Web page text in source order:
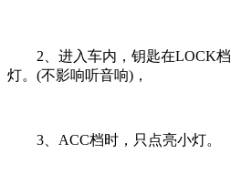
2、进入车内，钥匙在LOCK档
灯。(不影响听音响)，
3、ACC档时，只点亮小灯。